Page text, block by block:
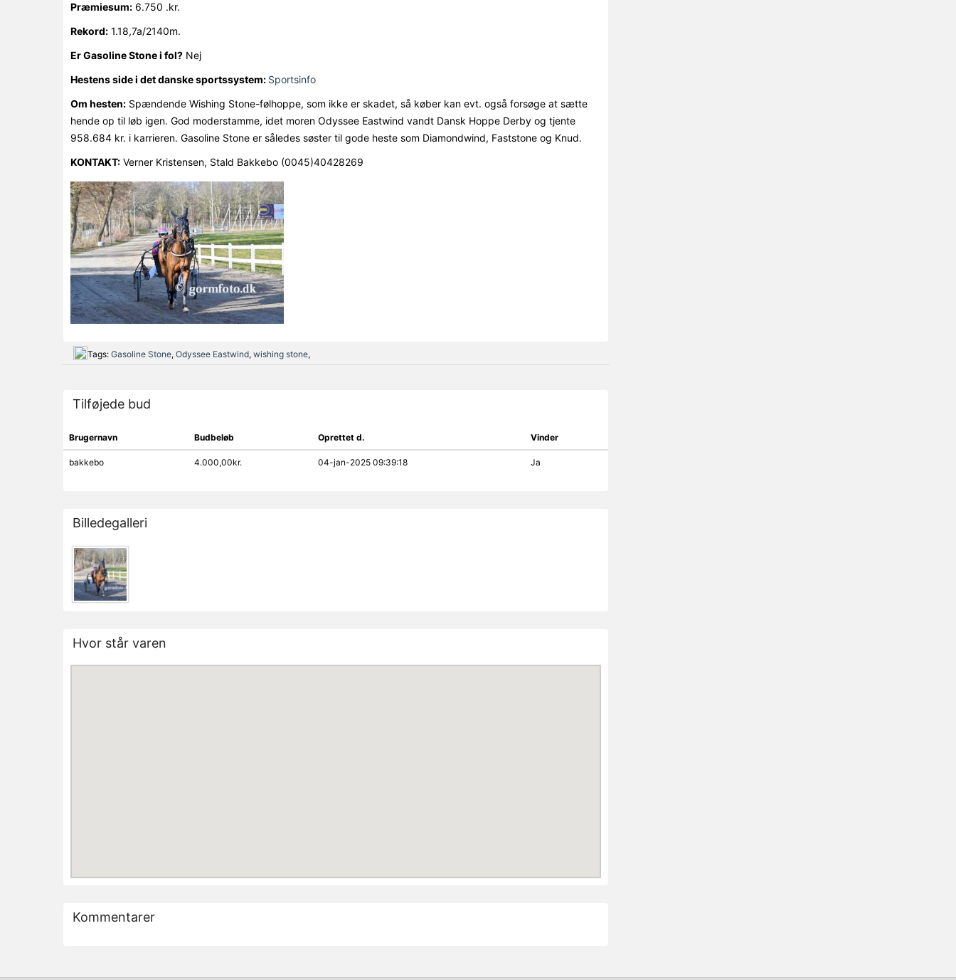
Præmiesum:6.750 .kr.
Rekord:1.18,7a/2140m.
Er Gasoline Stone i fol?Nej
Hestens side i det danske sportssystem: Sportsinfo
Om hesten:Spændende Wishing Stone-følhoppe, som ikke er skadet, så køber kan evt. også forsøge at sætte
hende op til løb igen. God moderstamme, idet moren Odyssee Eastwind vandt Dansk Hoppe Derby og tjente
958.684 kr. i karrieren. Gasoline Stone er således søster til gode heste som Diamondwind, Faststone og Knud.
KONTAKT:Verner Kristensen, Stald Bakkebo (0045)40428269
Tags: Gasoline Stone, Odyssee Eastwind, wishing stone,
Tilføjede bud
Brugernavn Budbeløb Oprettet d. Vinder
bakkebo 4.000,00kr. 04-jan-2025 09:39:18 Ja
Billedegalleri
Hvor står varen
Kommentarer